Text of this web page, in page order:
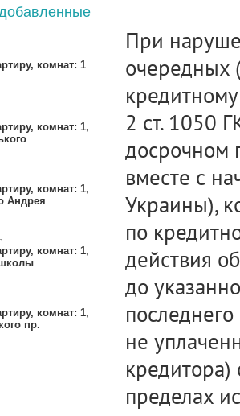
комнат: 1
комнат: 1,
комнат: 1,
Андрея
комнат: 1,
комнат: 1,
пр.
При
очередных
2 ст. 1050
досрочном
вместе с
Украины),
по
действия
до
не
пределах